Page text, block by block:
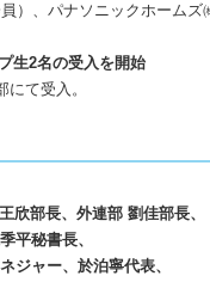
）、パナソニックホームズ
生2名の受入を開始
て受入。
部長、外連部 劉佳部長、
秘書長、
ー、於泊寧代表、